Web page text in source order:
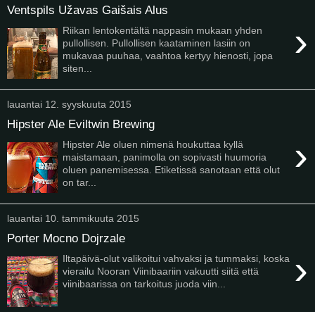
Ventspils Užavas Gaišais Alus
›
Riikan lentokentältä nappasin mukaan yhden
pullollisen. Pullollisen kaataminen lasiin on
mukavaa puuhaa, vaahtoa kertyy hienosti, jopa
siten...
lauantai 12. syyskuuta 2015
Hipster Ale Eviltwin Brewing
›
Hipster Ale oluen nimenä houkuttaa kyllä
maistamaan, panimolla on sopivasti huumoria
oluen panemisessa. Etiketissä sanotaan että olut
on tar...
lauantai 10. tammikuuta 2015
Porter Mocno Dojrzale
›
Iltapäivä-olut valikoitui vahvaksi ja tummaksi, koska
vierailu Nooran Viinibaariin vakuutti siitä että
viinibaarissa on tarkoitus juoda viin...